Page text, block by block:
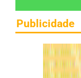
Publicidade